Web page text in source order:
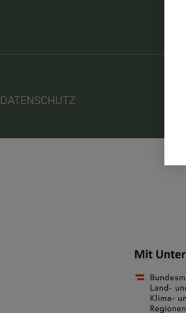
DATENSCHUTZ